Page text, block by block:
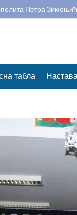
Петра
табла